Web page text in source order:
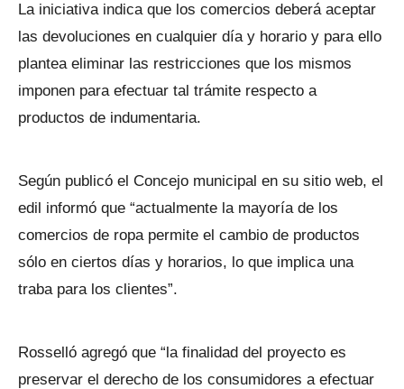
La iniciativa indica que los comercios deberá aceptar
las devoluciones en cualquier día y horario y para ello
plantea eliminar las restricciones que los mismos
imponen para efectuar tal trámite respecto a
productos de indumentaria.
Según publicó el Concejo municipal en su sitio web, el
edil informó que “actualmente la mayoría de los
comercios de ropa permite el cambio de productos
sólo en ciertos días y horarios, lo que implica una
traba para los clientes”.
Rosselló agregó que “la finalidad del proyecto es
preservar el derecho de los consumidores a efectuar